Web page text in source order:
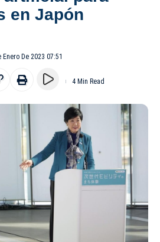
en Japón
De 2023 07:51
4 Min Read